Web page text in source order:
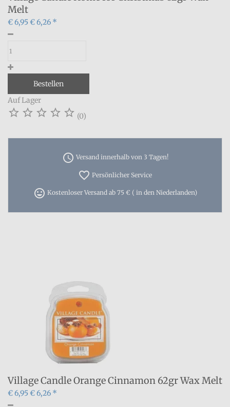
Melt
€ 6,95€ 6,26 *
Bestellen
Auf Lager
     (0)
access_time Versand innerhalb von 3 Tagen!
favorite_border Persönlicher Service
tag_faces Kostenloser Versand ab 75 € ( in den Niederlanden)
Village Candle Orange Cinnamon 62gr Wax Melt
€ 6,95€ 6,26 *